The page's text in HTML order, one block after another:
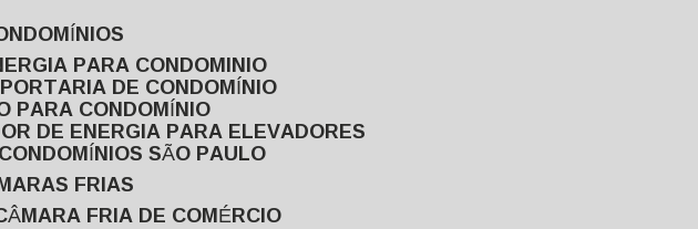
PARA CONDOMINIO
DE CONDOMÍNIO
PARA CONDOMÍNIO
DE ENERGIA PARA ELEVADORES
SÃO PAULO
FRIAS
FRIA DE COMÉRCIO